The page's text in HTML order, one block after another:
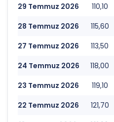
29 Temmuz 2026
110,10
28 Temmuz 2026
115,60
27 Temmuz 2026
113,50
24 Temmuz 2026
118,00
23 Temmuz 2026
119,10
22 Temmuz 2026
121,70